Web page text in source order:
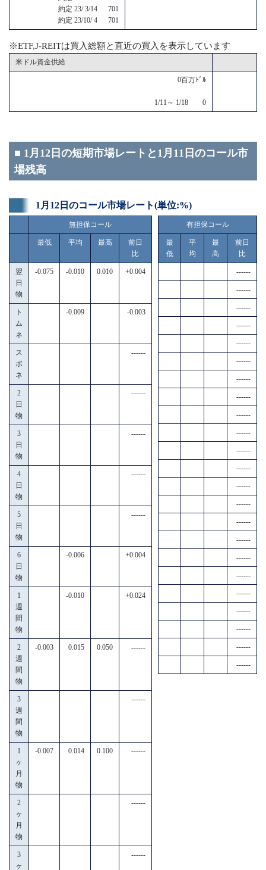
約定 23/ 3/14 701
約定 23/10/ 4 701
※ETF,J-REITは買入総額と直近の買入を表示しています
米ドル資金供給
0百万ﾄﾞﾙ
1/11～ 1/18 0
■ 1月12日の短期市場レートと1月11日のコール市
場残高
1月12日のコール市場レート(単位:%)
無担保コール
最低 平均 最高
前日
比
翌
日
物
-0.075 -0.010 0.010 +0.004
ト
ム
ネ
-0.009 -0.003
ス
ポ
ネ
------
2
日
物
------
3
日
物
------
4
日
物
------
5
日
物
------
6
日
物
-0.006 +0.004
1
週
間
物
-0.010 +0.024
2
週
間
物
-0.003 0.015 0.050 ------
3
週
間
物
------
1
ヶ
月
物
-0.007 0.014 0.100 ------
2
ヶ
月
物
------
3
ヶ
------
有担保コール
最
低
平
均
最
高
前日
比
------
------
------
------
------
------
------
------
------
------
------
------
------
------
------
------
------
------
------
------
------
------
------